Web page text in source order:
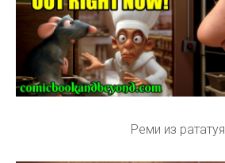
Реми из рататуя